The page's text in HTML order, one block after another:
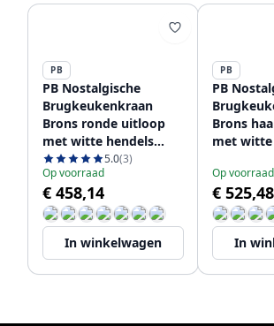
PB
PB Nostalgische
Brugkeukenkraan
Brons ronde uitloop
met witte hendels
PBN.BRO.R.WH
5.0(3)
Op voorraad
€ 458,14
In winkelwagen
PB
PB
Brons
met witte
Op voorraad
€ 525,48
In